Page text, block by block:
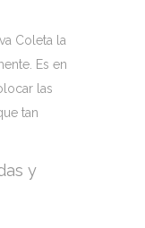
Coleta la
Es en
las
tan
y